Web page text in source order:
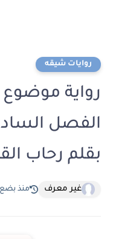
روايات شيقه
رواية موضوع
بقلم رحاب
غير معرف منذ